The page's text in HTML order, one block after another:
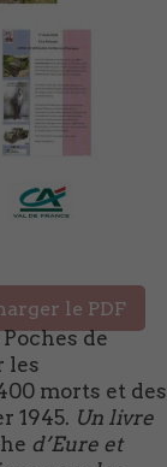
le PDF
de
les
morts et des
1945. Un livre
d’Eure et